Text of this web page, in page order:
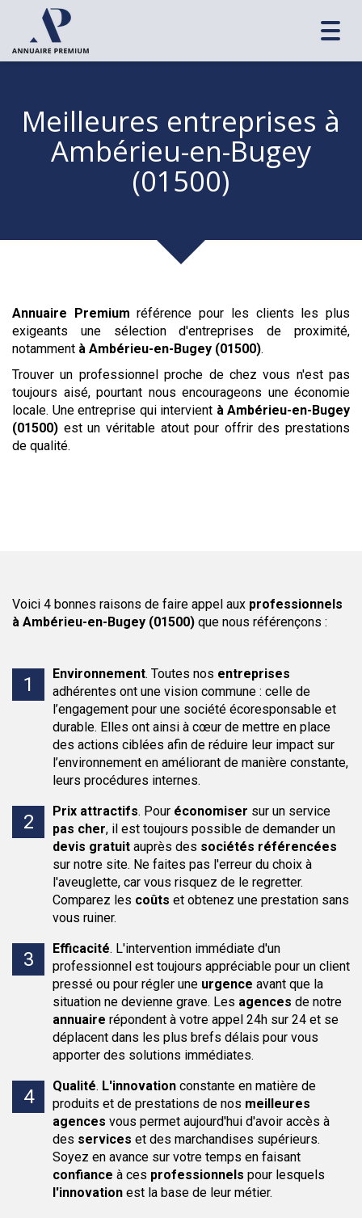
Meilleures entreprises à
Ambérieu-en-Bugey
(01500)
Annuaire Premium référence pour les clients les plus
exigeants une sélection d'entreprises de proximité,
notamment à Ambérieu-en-Bugey (01500).
Trouver un professionnel proche de chez vous n'est pas
toujours aisé, pourtant nous encourageons une économie
locale. Une entreprise qui intervient à Ambérieu-en-Bugey
(01500) est un véritable atout pour offrir des prestations
de qualité.
Voici 4 bonnes raisons de faire appel aux professionnels
à Ambérieu-en-Bugey (01500) que nous référençons :
Environnement. Toutes nos entreprises
adhérentes ont une vision commune : celle de
l’engagement pour une société écoresponsable et
durable. Elles ont ainsi à cœur de mettre en place
des actions ciblées afin de réduire leur impact sur
l’environnement en améliorant de manière constante,
leurs procédures internes.
Prix attractifs. Pour économiser sur un service
pas cher, il est toujours possible de demander un
devis gratuit auprès des sociétés référencées
sur notre site. Ne faites pas l'erreur du choix à
l'aveuglette, car vous risquez de le regretter.
Comparez les coûts et obtenez une prestation sans
vous ruiner.
Efficacité. L'intervention immédiate d'un
professionnel est toujours appréciable pour un client
pressé ou pour régler une urgence avant que la
situation ne devienne grave. Les agences de notre
annuaire répondent à votre appel 24h sur 24 et se
déplacent dans les plus brefs délais pour vous
apporter des solutions immédiates.
Qualité. L'innovation constante en matière de
produits et de prestations de nos meilleures
agences vous permet aujourd'hui d'avoir accès à
des services et des marchandises supérieurs.
Soyez en avance sur votre temps en faisant
confiance à ces professionnels pour lesquels
l'innovation est la base de leur métier.